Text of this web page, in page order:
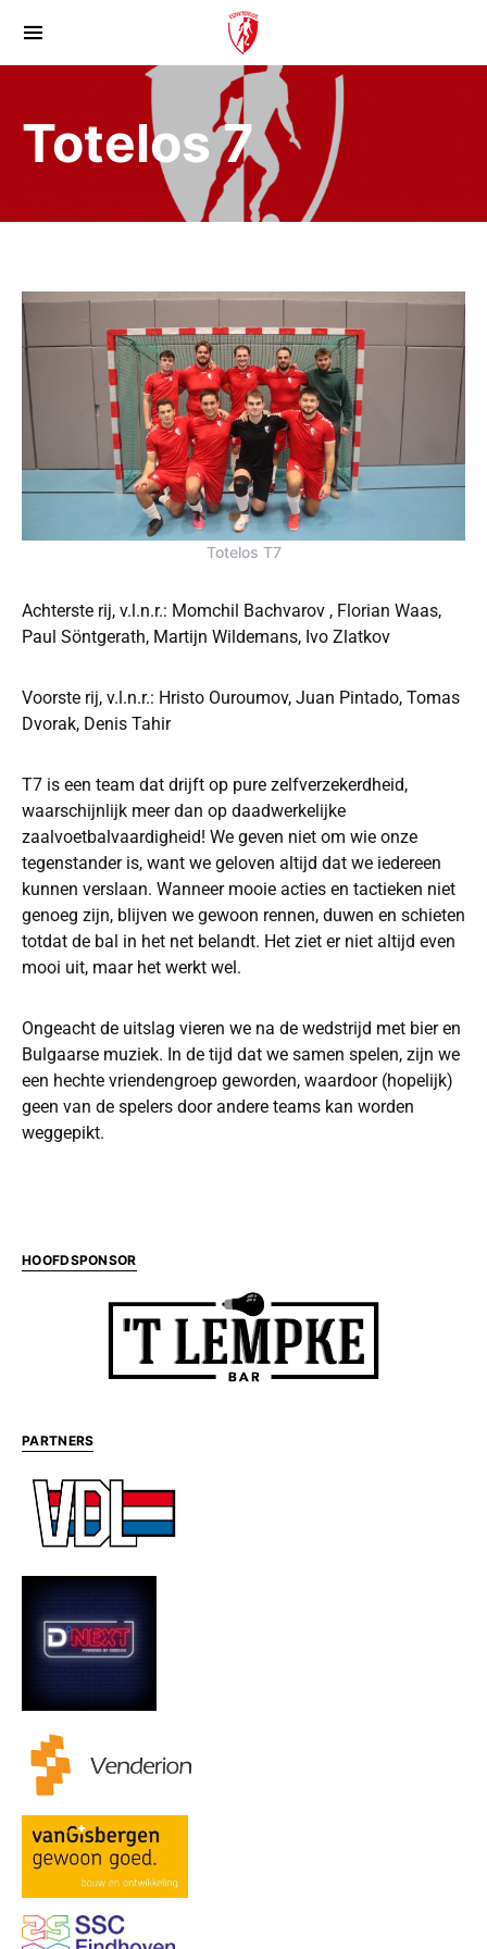
Totelos 7
Totelos T7
Achterste rij, v.l.n.r.: Momchil Bachvarov , Florian Waas,
Paul Söntgerath, Martijn Wildemans, Ivo Zlatkov
Voorste rij, v.l.n.r.: Hristo Ouroumov, Juan Pintado, Tomas
Dvorak, Denis Tahir
T7 is een team dat drijft op pure zelfverzekerdheid,
waarschijnlijk meer dan op daadwerkelijke
zaalvoetbalvaardigheid! We geven niet om wie onze
tegenstander is, want we geloven altijd dat we iedereen
kunnen verslaan. Wanneer mooie acties en tactieken niet
genoeg zijn, blijven we gewoon rennen, duwen en schieten
totdat de bal in het net belandt. Het ziet er niet altijd even
mooi uit, maar het werkt wel.
Ongeacht de uitslag vieren we na de wedstrijd met bier en
Bulgaarse muziek. In de tijd dat we samen spelen, zijn we
een hechte vriendengroep geworden, waardoor (hopelijk)
geen van de spelers door andere teams kan worden
weggepikt.
HOOFDSPONSOR
PARTNERS